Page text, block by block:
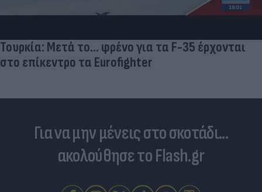
Τουρκία: Μετά το... φρένο για τα F-35 έρχονται
στο επίκεντρο τα Eurofighter
Για να μην μένεις στο σκοτάδι...
ακολούθησε το Flash.gr